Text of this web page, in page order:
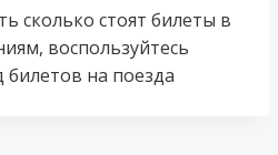
сколько стоят билеты в
воспользуйтесь
на поезда